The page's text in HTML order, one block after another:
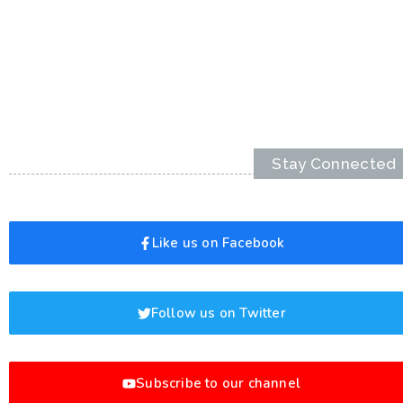
Stay Connected
Like us on Facebook
Follow us on Twitter
Subscribe to our channel